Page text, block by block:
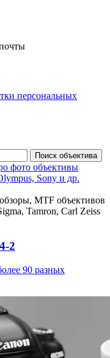
персональных
MTF объективов
Tamron, Carl Zeiss
2
90 разных